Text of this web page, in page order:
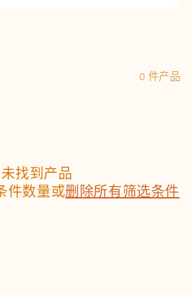
0 件产品
未找到产品
件数量或删除所有筛选条件